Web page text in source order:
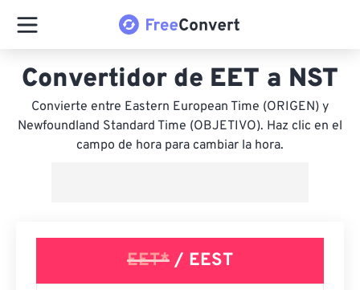
Convertidor de EET a NST
Convierte entre Eastern European Time (ORIGEN) y
Newfoundland Standard Time (OBJETIVO). Haz clic en el
campo de hora para cambiar la hora.
EET* / EEST